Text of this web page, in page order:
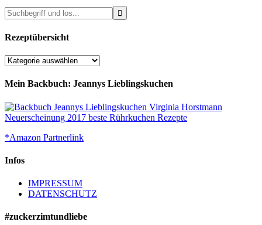
Rezeptübersicht
Rezeptübersicht
Mein Backbuch: Jeannys Lieblingskuchen
*Amazon Partnerlink
Infos
IMPRESSUM
DATENSCHUTZ
#zuckerzimtundliebe